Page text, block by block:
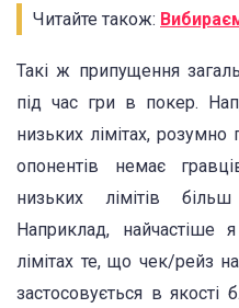
Читайте також:
Такі ж припущення
під час гри в покер.
низьких лімітах,
опонентів немає
низьких лімітів
Наприклад,
лімітах те, що чек/рейз
застосовується в